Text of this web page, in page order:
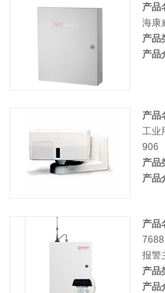
产品
海康
产品
产品
产品
工业
906
产品
产品
产品
报警
产品
产品